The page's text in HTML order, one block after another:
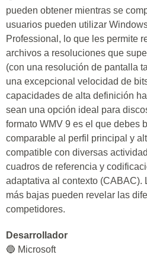
pueden obtener mientras se
usuarios pueden utilizar
Professional, lo que les permite
archivos a resoluciones que
(con una resolución de pantalla
una excepcional velocidad de
capacidades de alta definición
sean una opción ideal para
formato WMV 9 es el que debes
comparable al perfil principal y
compatible con diversas
cuadros de referencia y
adaptativa al contexto (CABAC).
más bajas pueden revelar las
competidores.
Desarrollador
🔵 Microsoft